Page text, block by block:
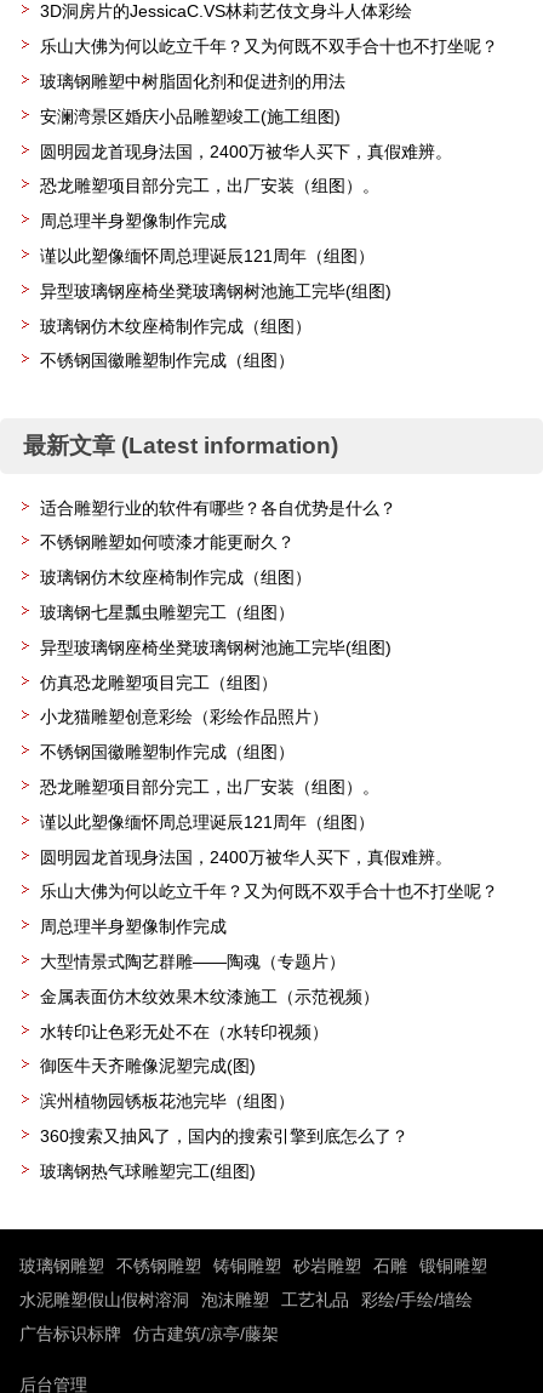
3D洞房片的JessicaC.VS林莉艺伎文身斗人体彩绘
乐山大佛为何以屹立千年？又为何既不双手合十也不打坐呢？
玻璃钢雕塑中树脂固化剂和促进剂的用法
安澜湾景区婚庆小品雕塑竣工(施工组图)
圆明园龙首现身法国，2400万被华人买下，真假难辨。
恐龙雕塑项目部分完工，出厂安装（组图）。
周总理半身塑像制作完成
谨以此塑像缅怀周总理诞辰121周年（组图）
异型玻璃钢座椅坐凳玻璃钢树池施工完毕(组图)
玻璃钢仿木纹座椅制作完成（组图）
不锈钢国徽雕塑制作完成（组图）
最新文章 (Latest information)
适合雕塑行业的软件有哪些？各自优势是什么？
不锈钢雕塑如何喷漆才能更耐久？
玻璃钢仿木纹座椅制作完成（组图）
玻璃钢七星瓢虫雕塑完工（组图）
异型玻璃钢座椅坐凳玻璃钢树池施工完毕(组图)
仿真恐龙雕塑项目完工（组图）
小龙猫雕塑创意彩绘（彩绘作品照片）
不锈钢国徽雕塑制作完成（组图）
恐龙雕塑项目部分完工，出厂安装（组图）。
谨以此塑像缅怀周总理诞辰121周年（组图）
圆明园龙首现身法国，2400万被华人买下，真假难辨。
乐山大佛为何以屹立千年？又为何既不双手合十也不打坐呢？
周总理半身塑像制作完成
大型情景式陶艺群雕——陶魂（专题片）
金属表面仿木纹效果木纹漆施工（示范视频）
水转印让色彩无处不在（水转印视频）
御医牛天齐雕像泥塑完成(图)
滨州植物园锈板花池完毕（组图）
360搜索又抽风了，国内的搜索引擎到底怎么了？
玻璃钢热气球雕塑完工(组图)
玻璃钢雕塑 不锈钢雕塑 铸铜雕塑 砂岩雕塑 石雕
锻铜雕塑
水泥雕塑假山假树溶洞
泡沫雕塑 工艺礼品
彩绘/手绘/墙绘
广告标识标牌
仿古建筑/凉亭/藤架
后台管理